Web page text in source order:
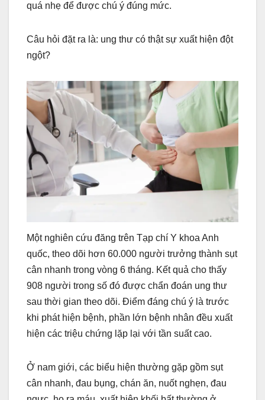
quá nhẹ để được chú ý đúng mức.
Câu hỏi đặt ra là: ung thư có thật sự xuất hiện đột
ngột?
Một nghiên cứu đăng trên Tạp chí Y khoa Anh
quốc, theo dõi hơn 60.000 người trưởng thành sụt
cân nhanh trong vòng 6 tháng. Kết quả cho thấy
908 người trong số đó được chẩn đoán ung thư
sau thời gian theo dõi. Điểm đáng chú ý là trước
khi phát hiện bệnh, phần lớn bệnh nhân đều xuất
hiện các triệu chứng lặp lại với tần suất cao.
Ở nam giới, các biểu hiện thường gặp gồm sụt
cân nhanh, đau bụng, chán ăn, nuốt nghẹn, đau